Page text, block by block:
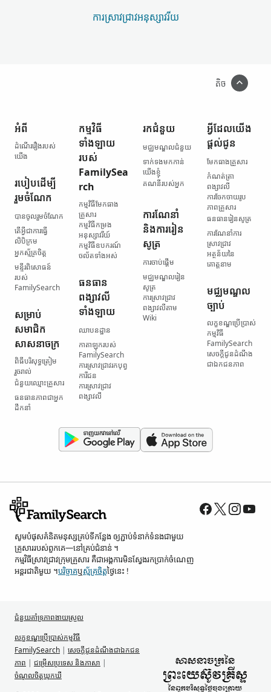
ការស្រាវជ្រាវ​អនុស្សាវរីយ
តិច
អំពី
ដំណើររឿង​របស់​
យើង
របៀប​ដើម្បី​
រួមចំណែក
បានចូលរួមចំណែក
តើ​អ្វី​ជា​ការធ្វើ​
លិបិក្រម
អ្នកស្ម័គ្រចិត្ត
មន្ទីរ​ពិសោធន៍​
របស់
FamilySearch
សម្រាប់​
សមាជិក​
សាសនាចក្រ
ពិធី​បរិសុទ្ធ​ត្រៀម​
រួចរាល់
ជំនួយ​ឈ្មោះ​គ្រួសារ
ធនធាន​ភាពជាអ្នក
ដឹកនាំ
កម្មវិធី​
ទាំងឡាយ​
របស់
FamilySea
rch
កម្មវិធី​មែកធាង​
គ្រួសារ
កម្មវិធី​កម្រង​
អនុស្សាវរីយ៍
កម្មវិធី​ឧបករណ៍​
ចល័ត​ទាំងអស់
ធនធាន​
ពង្សាវលី​
ទាំងឡាយ
ឈាបនដ្ឋាន
កាតាឡុក​របស់
FamilySearch
ការស្រាវជ្រាវ​រក​បុព្វ
ការីជន
ការស្រាវជ្រាវ​
ពង្សាវលី
រក​ជំនួយ
មជ្ឈមណ្ឌល​ជំនួយ
ទាក់ទង​មកកាន់​
យើងខ្ញុំ
គណនី​របស់​អ្នក
ការណែនាំ
និង​ការរៀន
សូត្រ
ការចាប់ផ្ដើម
មជ្ឈមណ្ឌល​រៀន
សូត្រ
ការស្រាវជ្រាវ​
ពង្សាវលី​តាម
Wiki
អ្វី​ដែល​យើង​
ផ្ដល់ជូន
មែកធាង​គ្រួសារ
កំណត់ត្រា​
ពង្សាវលី
ការចែកចាយ​រូប
ភាព​គ្រួសារ
ធនធាន​រៀនសូត្រ
ការណែនាំ​ការ
ស្រាវជ្រាវ
អត្ថន័យ​នៃ​
គោត្តនាម
មជ្ឈមណ្ឌល​
ច្បាប់
លក្ខខណ្ឌ​ប្រើប្រាស់​
កម្មវិធី
FamilySearch
សេចក្តីជូនដំណឹង​
ជា​ឯកជនភាព
សូម​បំផុស​គំនិត​មនុស្ស​គ្រប់ទី​កន្លែង ឲ្យ​ភ្ជាប់​ទំនាក់ទំនង​ជាមួយ​
គ្រួសារ​របស់​ពួកគេ—នៅ​គ្រប់​ជំនាន់ ។
កម្មវិធី​ស្រាវជ្រាវ​ក្រុមគ្រួសារ គឺជា​អង្គការ​មិន​ស្វែង​រក​ប្រាក់​ចំណេញ​
អន្តរជាតិ​មួយ ។បរិច្ចាគឬស្ម័គ្រចិត្តថ្ងៃនេះ !
ជំនួយ​គាំទ្រ​ភាពងាយស្រួល
លក្ខខណ្ឌ​ប្រើប្រាស់​កម្មវិធី
FamilySearch | សេចក្តីជូនដំណឹង​ជា​ឯកជន
ភាព | ជម្រើស​ប្រទេស និង​ភាសា |
ចំណូលចិត្ត​ឃុកឃី